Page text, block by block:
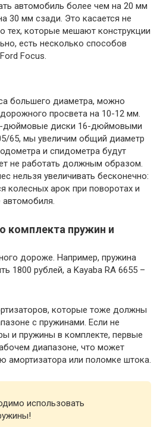
автомобиль более чем на 20 мм
30 мм сзади. Это касается не
тех, которые мешают конструкции
есть несколько способов
Focus.
большего диаметра, можно
просвета на 10-12 мм.
дюймовые диски 16-дюймовыми
65, мы увеличим общий диаметр
и спидометра будут
не работать должным образом.
нельзя увеличивать бесконечно:
колесных арок при поворотах и
автомобиля.
комплекта пружин и
дороже. Например, пружина
1800 рублей, а Kayaba RA 6655 –
которые тоже должны
с пружинами. Если не
и пружины в комплекте, первые
диапазоне, что может
амортизатора или поломке штока.
использовать